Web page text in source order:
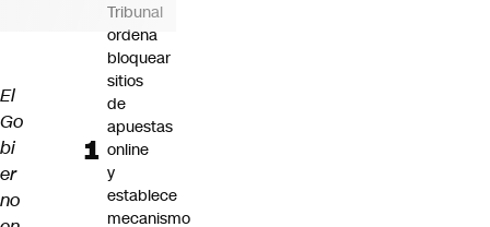
El
Go
bi
er
no
Tribunal
ordena
bloquear
sitios
de
apuestas
online
y
establece
mecanismo